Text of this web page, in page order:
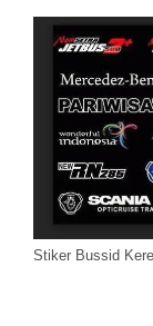
Stiker Bussid